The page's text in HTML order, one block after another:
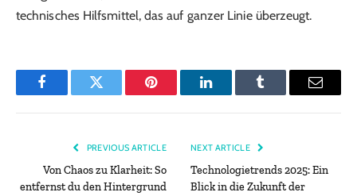
technisches Hilfsmittel, das auf ganzer Linie überzeugt.
FacebookTwitter Pinterest LinkedInTumblr Email
PREVIOUS ARTICLE
Von Chaos zu Klarheit: So
entfernst du den Hintergrund
NEXT ARTICLE
Technologietrends 2025: Ein
Blick in die Zukunft der